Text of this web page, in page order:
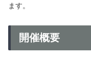
ます。
開催概要